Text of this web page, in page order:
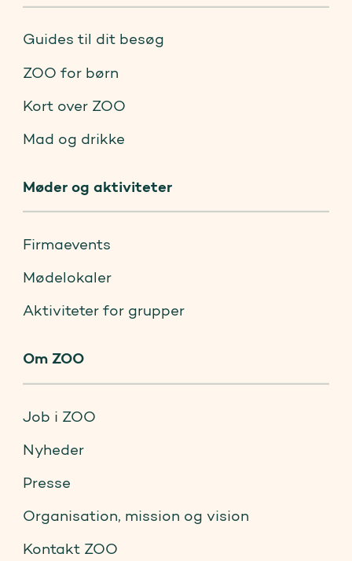
Guides til dit besøg
ZOO for børn
Kort over ZOO
Mad og drikke
Møder og aktiviteter
Firmaevents
Mødelokaler
Aktiviteter for grupper
Om ZOO
Job i ZOO
Nyheder
Presse
Organisation, mission og vision
Kontakt ZOO